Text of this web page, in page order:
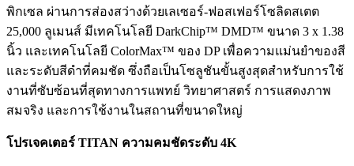
พิกเซล ผ่านการส่องสว่างด้วยเลเซอร์-ฟอสเฟอร์โซลิดสเตต
25,000 ลูเมนส์ มีเทคโนโลยี DarkChip™ DMD™ ขนาด 3 x 1.38
นิ้ว และเทคโนโลยี ColorMax™ ของ DP เพื่อความแม่นยำของสี
และระดับสีดำที่คมชัด ซึ่งถือเป็นโซลูชันขั้นสูงสุดสำหรับการใช้
งานที่ซับซ้อนที่สุดทางการแพทย์ วิทยาศาสตร์ การแสดงภาพ
สมจริง และการใช้งานในสถานที่ขนาดใหญ่
โปรเจคเตอร์ TITAN ความคมชัดระดับ 4K